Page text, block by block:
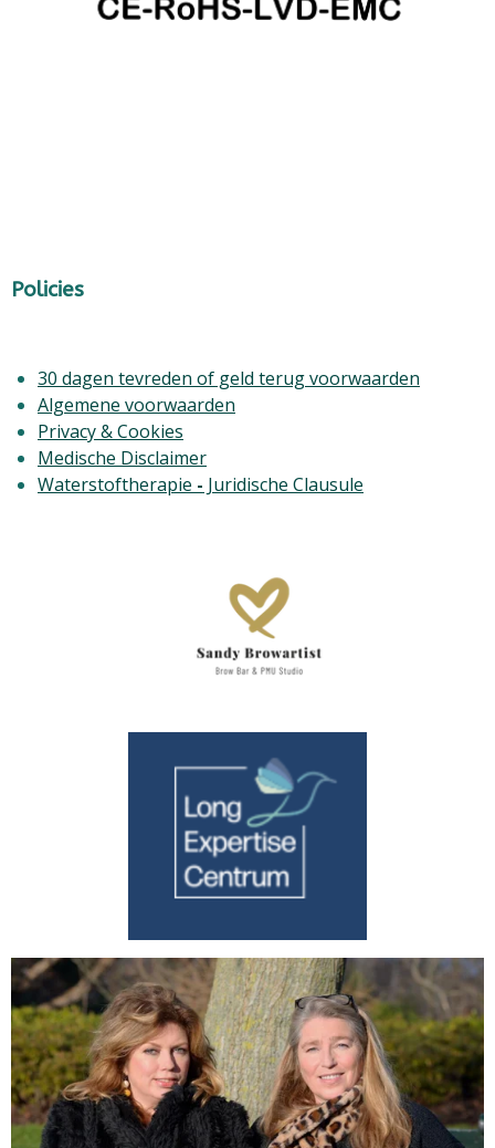
Policies
30 dagen tevreden of geld terug voorwaarden
Algemene voorwaarden
Privacy & Cookies
Medische Disclaimer
Waterstoftherapie - Juridische Clausule